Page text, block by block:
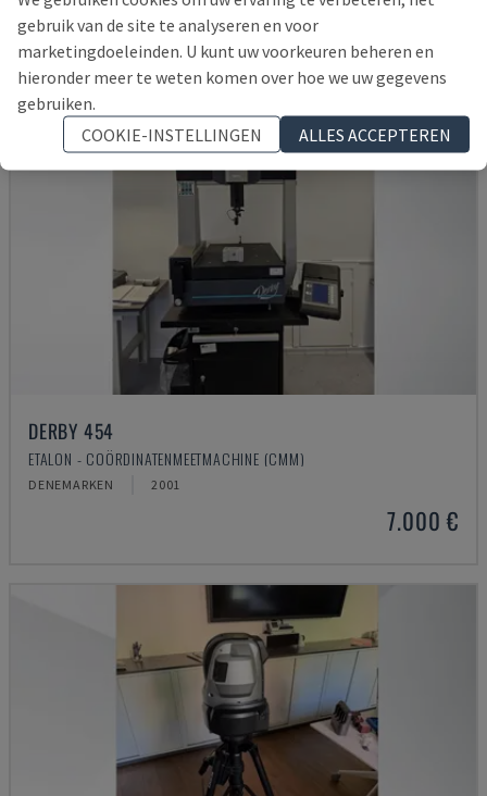
DERBY 454
ETALON - COÖRDINATENMEETMACHINE (CMM)
DENEMARKEN 2001
7.000 €
gebruik van de site te analyseren en voor
marketingdoeleinden. U kunt uw voorkeuren beheren en
hieronder meer te weten komen over hoe we uw gegevens
gebruiken.
COOKIE-INSTELLINGEN
ALLES ACCEPTEREN